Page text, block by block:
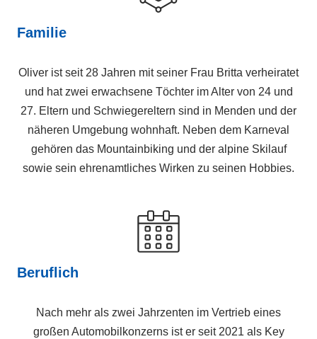
Familie
Oliver ist seit 28 Jahren mit seiner Frau Britta verheiratet
und hat zwei erwachsene Töchter im Alter von 24 und
27. Eltern und Schwiegereltern sind in Menden und der
näheren Umgebung wohnhaft. Neben dem Karneval
gehören das Mountainbiking und der alpine Skilauf
sowie sein ehrenamtliches Wirken zu seinen Hobbies.
Beruflich
Nach mehr als zwei Jahrzenten im Vertrieb eines
großen Automobilkonzerns ist er seit 2021 als Key